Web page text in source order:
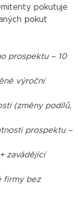
pokutuje
pokut
prospektu – 10
výroční
(změny podílů,
prospektu –
zavádějící
firmy bez